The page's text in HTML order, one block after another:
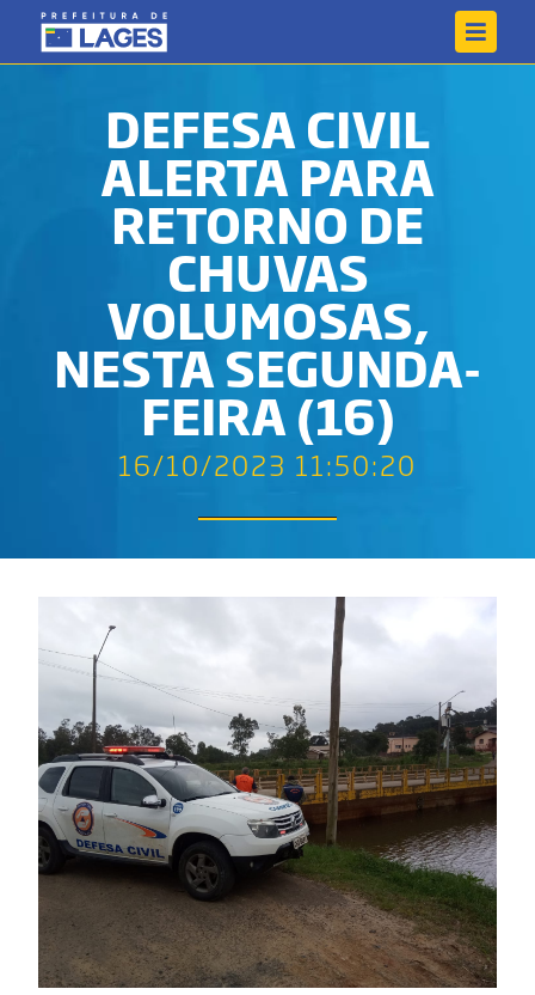
DEFESA CIVIL
ALERTA PARA
RETORNO DE
CHUVAS
VOLUMOSAS,
NESTA SEGUNDA-
FEIRA (16)
16/10/2023 11:50:20